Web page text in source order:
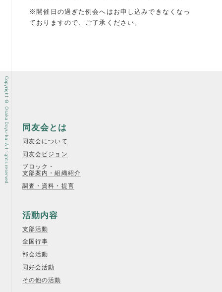
※開催日の過ぎた例会へはお申し込みできなくなっ
ておりますので、ご了承ください。
同友会とは
同友会について
同友会ビジョン
ブロック・
支部案内・組織紹介
調査・資料・提言
活動内容
支部活動
全国行事
部会活動
同好会活動
その他の活動
Copyright © Osaka Doyu-kai All rights reserved.